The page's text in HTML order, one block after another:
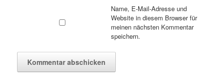
Name, E-Mail-Adresse und
Website in diesem Browser für
meinen nächsten Kommentar
speichern.